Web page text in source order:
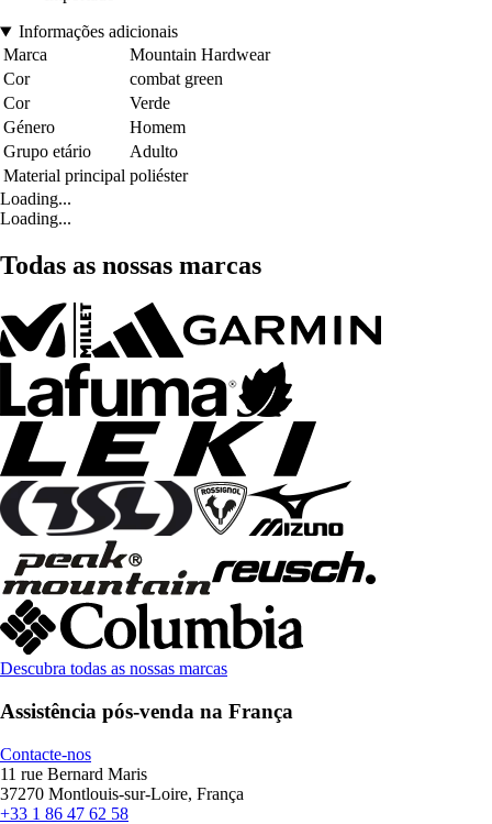
Informações adicionais
Marca
Mountain Hardwear
Cor
combat green
Cor
Verde
Género
Homem
Grupo etário
Adulto
Material principal poliéster
Loading...
Loading...
Todas as nossas marcas
Descubra todas as nossas marcas
Assistência pós-venda na França
Contacte-nos
11 rue Bernard Maris
37270 Montlouis-sur-Loire, França
+33 1 86 47 62 58